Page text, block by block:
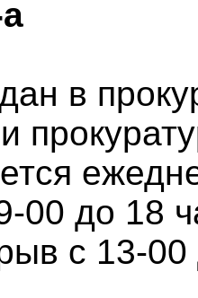
в
00 до 18
с 13-